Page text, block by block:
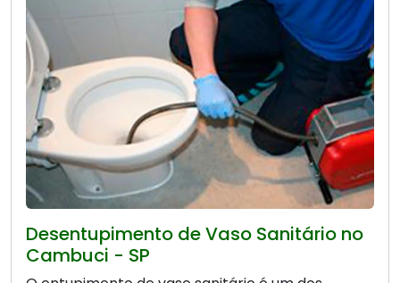
Desentupimento de Vaso Sanitário no
Cambuci - SP